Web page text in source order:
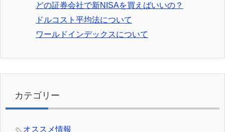
どの証券会社で新NISAを買えばいいの？
ドルコスト平均法について
ワールドインデックスについて
カテゴリー
オススメ情報